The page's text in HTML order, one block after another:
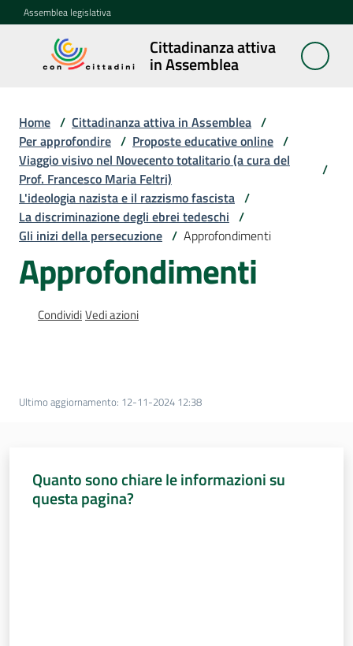
Vai al contenuto
Vai alla navigazione
Vai al footer
Assemblea legislativa
Cittadinanza attiva
in Assemblea
Cittadinanza
attiva in
Concittadini
Porte
aperte
in
Assemblea
itineranti
memoria
Seguici
Home / Cittadinanza attiva in Assemblea /
Per approfondire / Proposte educative online /
Viaggio visivo nel Novecento totalitario (a cura del
Prof. Francesco Maria Feltri)
/
L'ideologia nazista e il razzismo fascista /
La discriminazione degli ebrei tedeschi /
Gli inizi della persecuzione / Approfondimenti
Approfondimenti
CondividiVedi azioni
Ultimo aggiornamento: 12-11-2024 12:38
Quanto sono chiare le informazioni su
questa pagina?